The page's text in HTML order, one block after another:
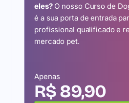
eles?O nosso Curso de
é a sua porta de entrada
profissional qualificado e
mercado pet.
Apenas
R$ 89,90